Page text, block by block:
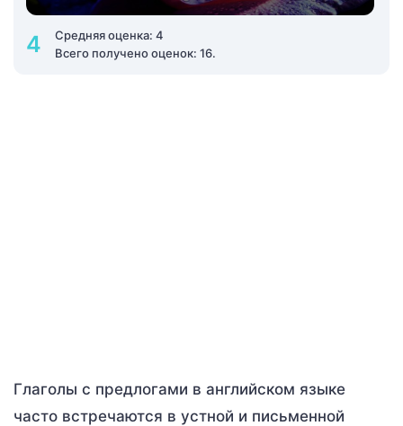
4
Средняя оценка: 4
Всего получено оценок: 16.
Глаголы с предлогами в английском языке
часто встречаются в устной и письменной